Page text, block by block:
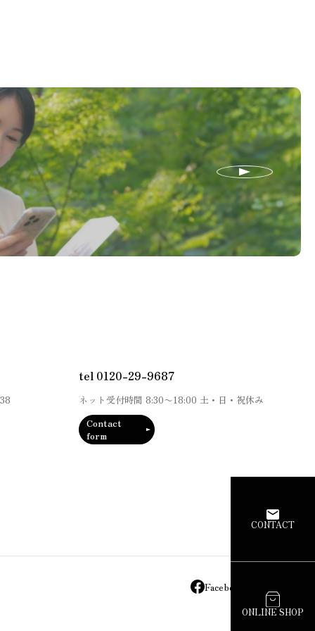
CONTACT
ONLINE SHOP
tel 0120-29-9687
ネット受付時間 8:30〜18:00 土・日・祝休み
Contact
form
Facebook